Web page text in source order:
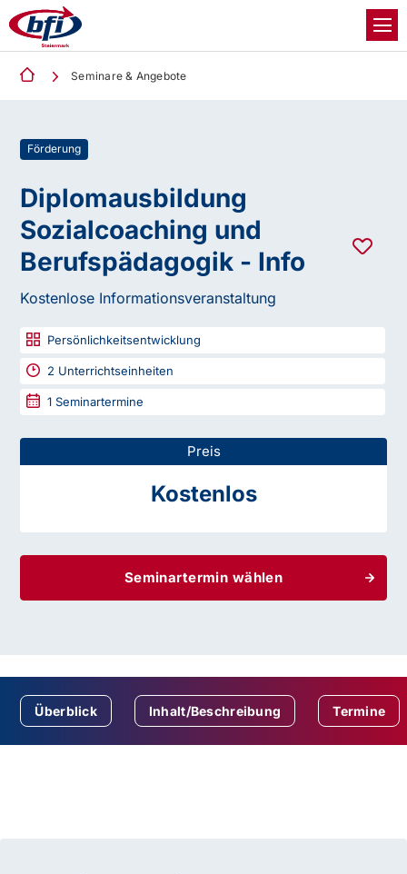
Seminare & Angebote
Förderung
Diplomausbildung
Sozialcoaching und
Berufspädagogik - Info
Kostenlose Informationsveranstaltung
Persönlichkeitsentwicklung
2 Unterrichtseinheiten
1 Seminartermine
Preis
Kostenlos
Seminartermin wählen
Überblick Inhalt/Beschreibung Termine